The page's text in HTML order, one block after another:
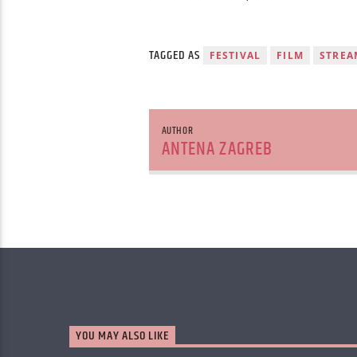
TAGGED AS FESTIVAL FILM
AUTHOR
ANTENA ZAGREB
YOU MAY ALSO LIKE